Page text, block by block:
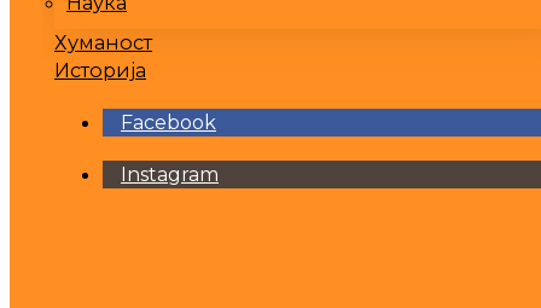
Хуманост
Историја
Facebook
Instagram